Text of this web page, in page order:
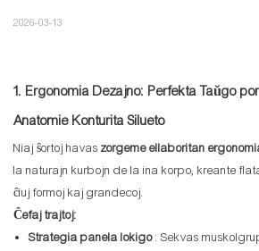
2026-03-13
1. Ergonomia Dezajno: Perfekta Taŭgo
Anatomie Konturita Silueto
Niaj ŝortoj havas zorgeme ellaboritan
la naturajn kurbojn de la ina korpo, kreante
ĉiuj formoj kaj grandecoj.
Ĉefaj trajtoj:
Strategia panela lokigo: Sekvas